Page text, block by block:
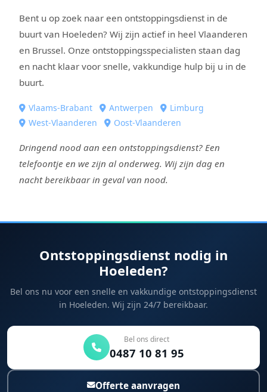
Bent u op zoek naar een ontstoppingsdienst in de
buurt van Hoeleden? Wij zijn actief in heel Vlaanderen
en Brussel. Onze ontstoppingsspecialisten staan dag
en nacht klaar voor snelle, vakkundige hulp bij u in de
buurt.
Vlaams-Brabant Antwerpen
Limburg
West-Vlaanderen
Oost-Vlaanderen
Dringend nood aan een ontstoppingsdienst? Een
telefoontje en we zijn al onderweg. Wij zijn dag en
nacht bereikbaar in geval van nood.
Ontstoppingsdienst nodig in
Hoeleden?
Bel ons nu voor een snelle en vakkundige ontstoppingsdienst
in Hoeleden. Wij zijn 24/7 bereikbaar.
Bel ons direct
0487 10 81 95
Offerte aanvragen